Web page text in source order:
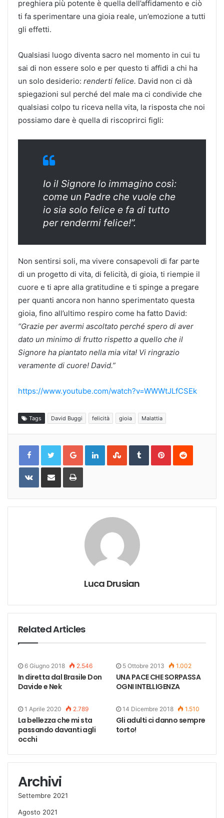
preghiera più potente è quella dell’affidamento e ciò
ti fa sperimentare una gioia reale, un’emozione a tutti
gli effetti.
Qualsiasi luogo diventa sacro nel momento in cui tu
sai di non essere solo e per questo ti affidi a chi ha
un solo desiderio: renderti felice. David non ci dà
spiegazioni sul perché del male ma ci condivide che
qualsiasi colpo tu riceva nella vita, la risposta che noi
possiamo dare è quella di riscoprirci figli:
Io il Signore lo immagino così:
come un Padre che vuole che
io sia solo felice e fa di tutto
per rendermi felice!”.
Non sentirsi soli, ma vivere consapevoli di far parte
di un progetto di vita, di felicità, di gioia, ti riempie il
cuore e ti apre alla gratitudine e ti spinge a pregare
per quanti ancora non hanno sperimentato questa
gioia, fino all’ultimo respiro come ha fatto David:
“Grazie per avermi ascoltato perché spero di aver
dato un minimo di frutto rispetto a quello che il
Signore ha piantato nella mia vita! Vi ringrazio
veramente di cuore! David.”
https://www.youtube.com/watch?v=WWWtJLfCSEk
Tags David Buggi felicità gioia Malattia
Google+LinkedInStumbleUpon
TumblrPinterestReddit
VKontakteShare
Email
Print
Luca Drusian
Related Articles
6 Giugno 2018 2.546
In diretta dal Brasile Don
Davide e Nek
5 Ottobre 2013 1.002
UNA PACE CHE SORPASSA
OGNI INTELLIGENZA
1 Aprile 2020 2.789
La bellezza che mi sta
passando davanti agli
occhi
14 Dicembre 2018 1.510
Gli adulti ci danno sempre
torto!
Archivi
Settembre 2021
Agosto 2021